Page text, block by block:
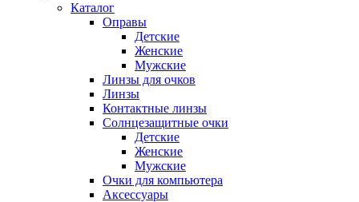
Каталог
Оправы
Детские
Женские
Мужские
Линзы для очков
Линзы
Контактные линзы
Солнцезащитные очки
Детские
Женские
Мужские
Очки для компьютера
Аксессуары